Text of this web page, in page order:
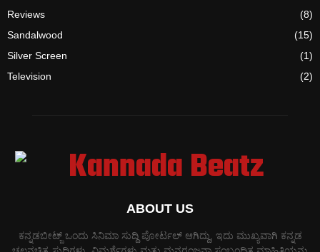
Reviews
(8)
Sandalwood
(15)
Silver Screen
(1)
Television
(2)
ABOUT US
ಕನ್ನಡಬೀಟ್ಜ್ ಒಂದು ಸಿನಿಮಾ ಸುದ್ದಿ ಪೋರ್ಟಲ್ ಆಗಿದ್ದು, ಇದು ಮುಖ್ಯವಾಗಿ ಕನ್ನಡ